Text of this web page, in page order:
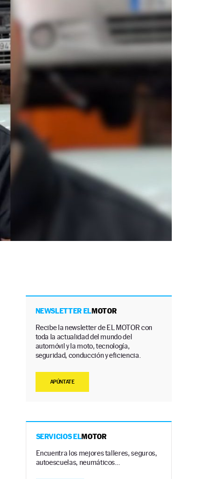
NEWSLETTER ELMOTOR
Recibe la newsletter de EL MOTOR con
toda la actualidad del mundo del
automóvil y la moto, tecnología,
seguridad, conducción y eficiencia.
APÚNTATE
SERVICIOS ELMOTOR
Encuentra los mejores talleres, seguros,
autoescuelas, neumáticos…